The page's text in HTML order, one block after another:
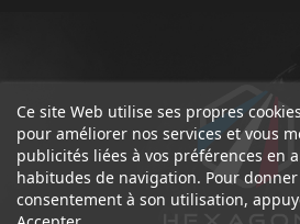
Ce site Web utilise ses propres
pour améliorer nos services et vous
publicités liées à vos préférences en
habitudes de navigation. Pour
consentement à son utilisation,